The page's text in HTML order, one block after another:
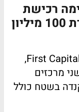
רכישת
שני מרכזים מסחריים תמורת 100 מיליון
חברת הבת הקנדית של גזית גלוב, First Capital,
מרכזים
בשטח כולל